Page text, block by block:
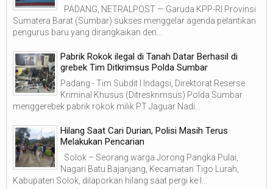
PADANG, NETRALPOST — Garuda KPP-RI Provinsi
Sumatera Barat (Sumbar) sukses menggelar agenda pelantikan
pengurus baru yang dirangkaikan den...
Pabrik Rokok ilegal di Tanah Datar Berhasil di
grebek Tim Ditkrimsus Polda Sumbar
Padang - Tim Subdit I Indagsi, Direktorat Reserse
Kriminal Khusus (Ditreskrimsus) Polda Sumbar
menggerebek pabrik rokok milik PT Jaguar Nadi...
Hilang Saat Cari Durian, Polisi Masih Terus
Melakukan Pencarian
Solok – Seorang warga Jorong Pangka Pulai,
Nagari Batu Bajanjang, Kecamatan Tigo Lurah,
Kabupaten Solok, dilaporkan hilang saat pergi ke l...